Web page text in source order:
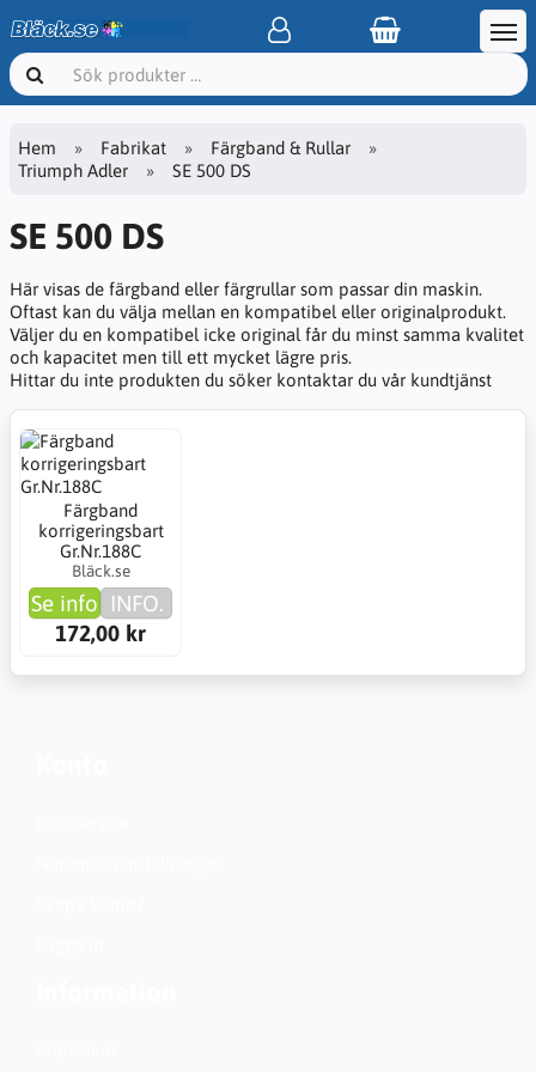
Hem Fabrikat
Färgband & Rullar
Triumph Adler
SE 500 DS
SE 500 DS
Här visas de färgband eller färgrullar som passar din maskin.
Oftast kan du välja mellan en kompatibel eller originalprodukt.
Väljer du en kompatibel icke original får du minst samma kvalitet
och kapacitet men till ett mycket lägre pris.
Hittar du inte produkten du söker kontaktar du vår kundtjänst
Färgband
korrigeringsbart
Gr.Nr.188C
Bläck.se
Se info INFO.
172,00 kr